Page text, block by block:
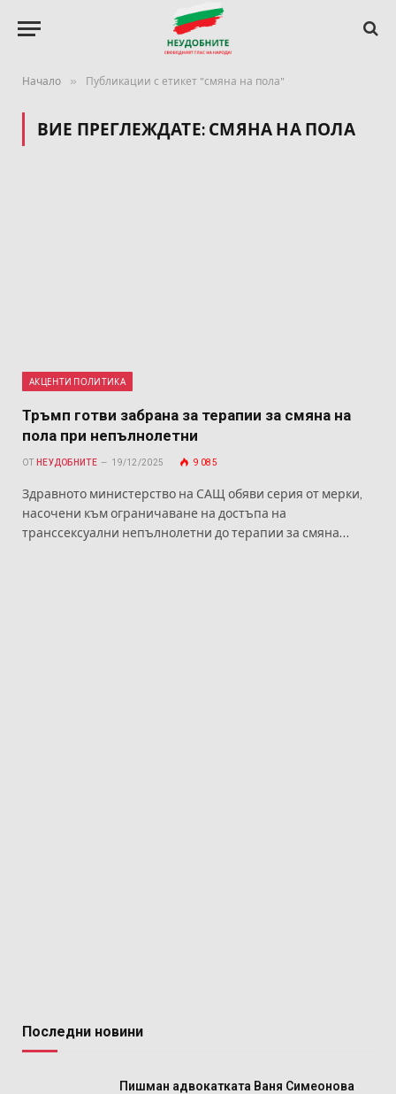
Начало » Публикации с етикет "смяна на пола"
ВИЕ ПРЕГЛЕЖДАТЕ: СМЯНА НА ПОЛА
АКЦЕНТИ ПОЛИТИКА
Тръмп готви забрана за терапии за смяна на
пола при непълнолетни
ОТ НЕУДОБНИТЕ 19/12/2025 9 085
Здравното министерство на САЩ обяви серия от мерки,
насочени към ограничаване на достъпа на
транссексуални непълнолетни до терапии за смяна…
Последни новини
Пишман адвокатката Ваня Симеонова